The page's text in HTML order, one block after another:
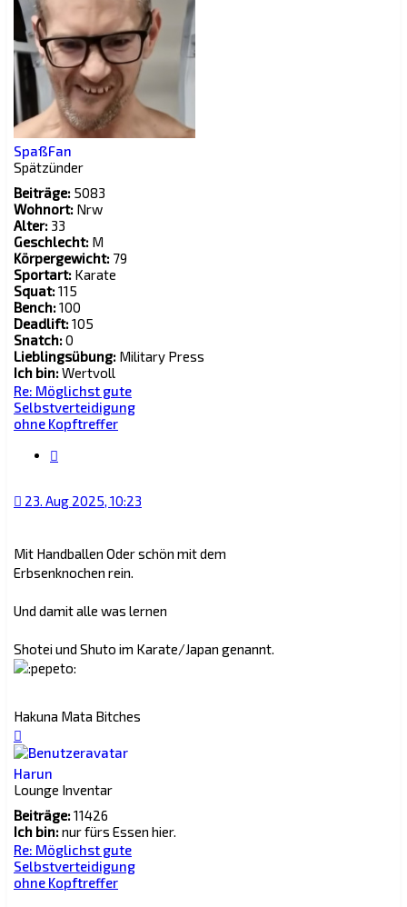
SpaßFan
Spätzünder
Beiträge: 5083
Wohnort: Nrw
Alter: 33
Geschlecht: M
Körpergewicht: 79
Sportart: Karate
Squat:115
Bench:100
Deadlift:105
Snatch:0
Lieblingsübung: Military Press
Ich bin:Wertvoll
Re: Möglichst gute
Selbstverteidigung
ohne Kopftreffer
23. Aug 2025, 10:23
Mit Handballen Oder schön mit dem
Erbsenknochen rein.
Und damit alle was lernen
Shotei und Shuto im Karate/Japan genannt.
Hakuna Mata Bitches
oben
Harun
Lounge Inventar
Beiträge:11426
Ich bin:nur fürs Essen hier.
Re: Möglichst gute
Selbstverteidigung
ohne Kopftreffer